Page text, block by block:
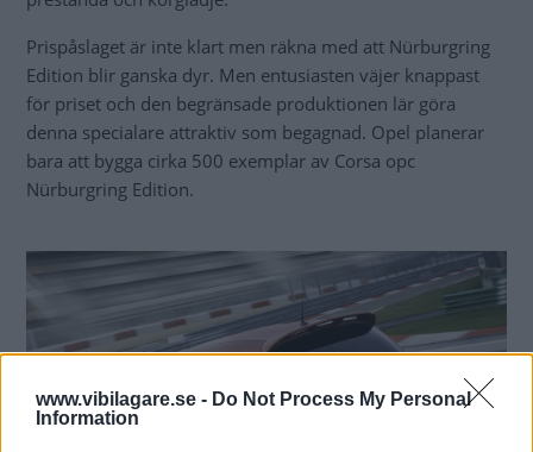
www.vibilagare.se - Do Not Process My Personal
Information
Prispåslaget är inte klart men räkna med att Nürburgring
Edition blir ganska dyr. Men entusiasten väjer knappast
för priset och den begränsade produktionen lär göra
denna specialare attraktiv som begagnad. Opel planerar
bara att bygga cirka 500 exemplar av Corsa opc
Nürburgring Edition.